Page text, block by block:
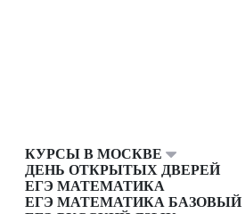
КУРСЫ В МОСКВЕ
ДЕНЬ ОТКРЫТЫХ ДВЕРЕЙ
ЕГЭ МАТЕМАТИКА
ЕГЭ МАТЕМАТИКА БАЗОВЫЙ